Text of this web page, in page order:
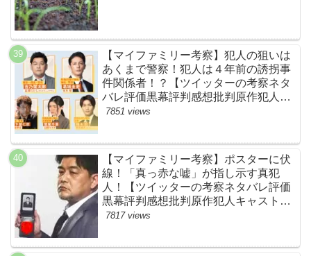
【マイファミリー考察】犯人の狙いは
あくまで警察！犯人は４年前の誘拐事
件関係者！？【ツイッターの考察ネタ
バレ評価黒幕評判感想批判原作犯人キ
ャスト脚本あらすじ伏線まとめ】
7851 views
【マイファミリー考察】ポスターに伏
線！「真っ赤な嘘」が指し示す真犯
人！【ツイッターの考察ネタバレ評価
黒幕評判感想批判原作犯人キャスト脚
本あらすじ伏線まとめ・吉乃栄太郎】
7817 views